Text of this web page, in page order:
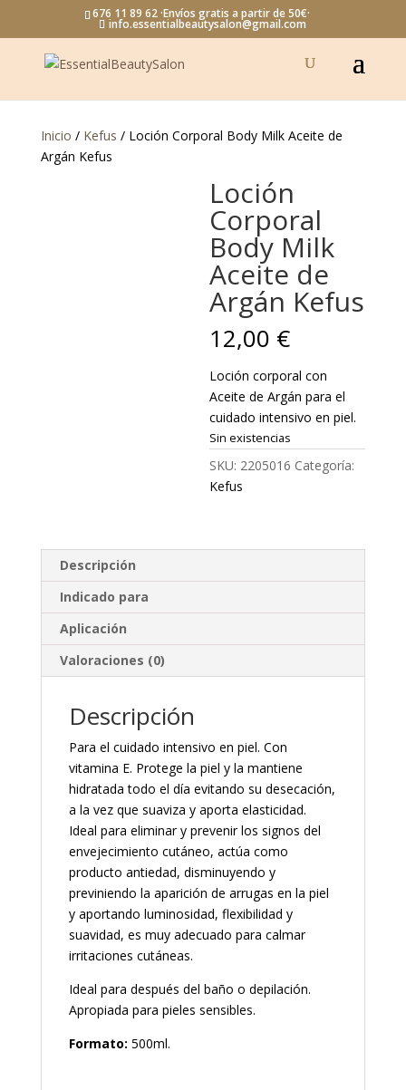
676 11 89 62 ·Envíos gratis a partir de 50€·
info.essentialbeautysalon@gmail.com
Inicio / Kefus / Loción Corporal Body Milk Aceite de
Argán Kefus
Loción
Corporal
Body Milk
Aceite de
Argán Kefus
12,00 €
Loción corporal con
Aceite de Argán para el
cuidado intensivo en piel.
Sin existencias
SKU: 2205016 Categoría:
Kefus
Descripción
Indicado para
Aplicación
Valoraciones (0)
Descripción
Para el cuidado intensivo en piel. Con
vitamina E. Protege la piel y la mantiene
hidratada todo el día evitando su desecación,
a la vez que suaviza y aporta elasticidad.
Ideal para eliminar y prevenir los signos del
envejecimiento cutáneo, actúa como
producto antiedad, disminuyendo y
previniendo la aparición de arrugas en la piel
y aportando luminosidad, flexibilidad y
suavidad, es muy adecuado para calmar
irritaciones cutáneas.
Ideal para después del baño o depilación.
Apropiada para pieles sensibles.
Formato: 500ml.